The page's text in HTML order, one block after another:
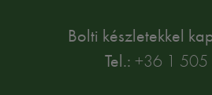
Bolti készletekkel
Tel.: +36 1 505